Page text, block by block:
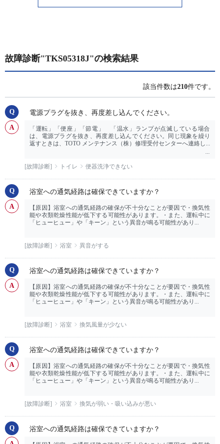
故障診断"TKS05318J"の検索結果
該当件数は210件です。
電源プラグを抜き、再度差し込んでください。
「運転」「便座」「節電」 「温水」ランプが点滅している場合
は、電源プラグを抜き、再度差し込んでください。同じ現象を繰り
返すときは、TOTO メンテナンス（株）修理受付センターへ連絡し...
[故障診断] トイレ 便器洗浄できない
浴室への通気経路は確保できていますか？
【原因】浴室への通気経路の確保が不十分なことが要因で・換気性
能や衣類乾燥性能が低下する可能性があります。・また、運転中に
「ヒューヒュー」や「キーン」という異音が鳴る可能性があり...
[故障診断] 浴室 異音がする
浴室への通気経路は確保できていますか？
【原因】浴室への通気経路の確保が不十分なことが要因で・換気性
能や衣類乾燥性能が低下する可能性があります。・また、運転中に
「ヒューヒュー」や「キーン」という異音が鳴る可能性があり...
[故障診断] 浴室 換気風量が少ない
浴室への通気経路は確保できていますか？
【原因】浴室への通気経路の確保が不十分なことが要因で・換気性
能や衣類乾燥性能が低下する可能性があります。・また、運転中に
「ヒューヒュー」や「キーン」という異音が鳴る可能性があり...
[故障診断] 浴室 換気が弱い・吸い込みが悪い
浴室への通気経路は確保できていますか？